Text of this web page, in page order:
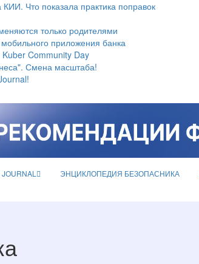
Что показала практика поправок
только родителями
приложения банка
Community Day
Смена масштаба!
JOURNAL ЭНЦИКЛОПЕДИЯ БЕЗОПАСНИКА